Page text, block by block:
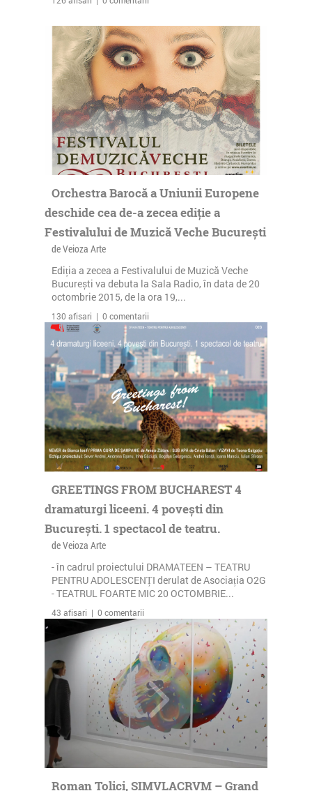
Orchestra Barocă a Uniunii Europene
deschide cea de-a zecea ediție a
Festivalului de Muzică Veche București
de Veioza Arte
Ediția a zecea a Festivalului de Muzică Veche
București va debuta la Sala Radio, în data de 20
octombrie 2015, de la ora 19,...
130 afisari | 0 comentarii
GREETINGS FROM BUCHAREST 4
dramaturgi liceeni. 4 povești din
București. 1 spectacol de teatru.
de Veioza Arte
- în cadrul proiectului DRAMATEEN – TEATRU
PENTRU ADOLESCENȚI derulat de Asociația O2G
- TEATRUL FOARTE MIC 20 OCTOMBRIE...
43 afisari | 0 comentarii
Roman Tolici, SIMVLACRVM – Grand